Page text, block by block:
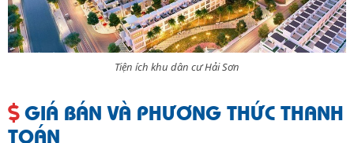
Tiện ích khu dân cư Hải Sơn
GIÁ BÁN VÀ PHƯƠNG THỨC THANH
TOÁN